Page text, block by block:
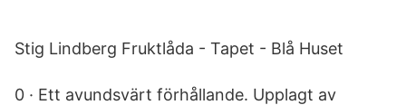
Stig Lindberg Fruktlåda - Tapet - Blå Huset
0 · Ett avundsvärt förhållande. Upplagt av